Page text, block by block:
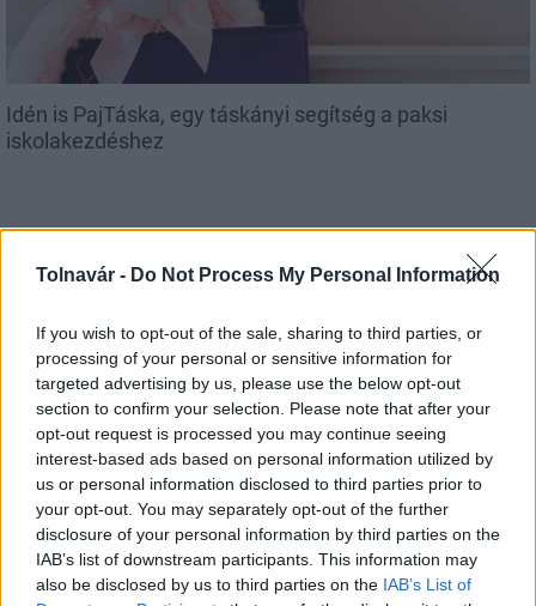
Tolnavár - Do Not Process My Personal Information
If you wish to opt-out of the sale, sharing to third parties, or
processing of your personal or sensitive information for
targeted advertising by us, please use the below opt-out
section to confirm your selection. Please note that after your
opt-out request is processed you may continue seeing
interest-based ads based on personal information utilized by
us or personal information disclosed to third parties prior to
your opt-out. You may separately opt-out of the further
disclosure of your personal information by third parties on the
IAB’s list of downstream participants. This information may
also be disclosed by us to third parties on the IAB’s List of
Idén is PajTáska, egy táskányi segítség a paksi
iskolakezdéshez
Aktuális
Energiaválság: az éjszakai fordulat bizakodásra ad okot